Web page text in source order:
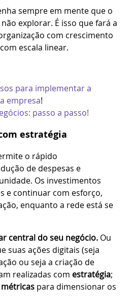
sempre em mente que o
explorar. É isso que fará a
com crescimento
escala linear.
para implementar a
empresa!
passo a passo!
estratégia
o rápido
de despesas e
Os investimentos
e continuar com esforço,
enquanto a rede está se
central do seu negócio. Ou
suas ações digitais (seja
ou seja a criação de
realizadas com estratégia;
métricas para dimensionar os